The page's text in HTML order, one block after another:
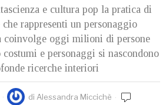
e cultura pop la pratica di
rappresenti un personaggio
coinvolge oggi milioni di persone
e personaggi si nascondono
ricerche interiori
di Alessandra Miccichè